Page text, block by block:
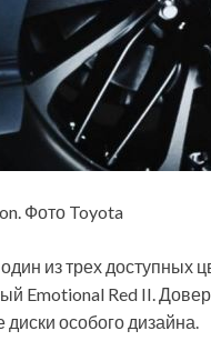
Фото Toyota
из трех доступных
Emotional Red II.
особого дизайна.